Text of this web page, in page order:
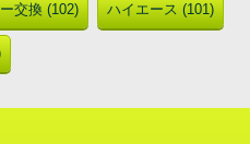
交換 (102) ハイエース (101)